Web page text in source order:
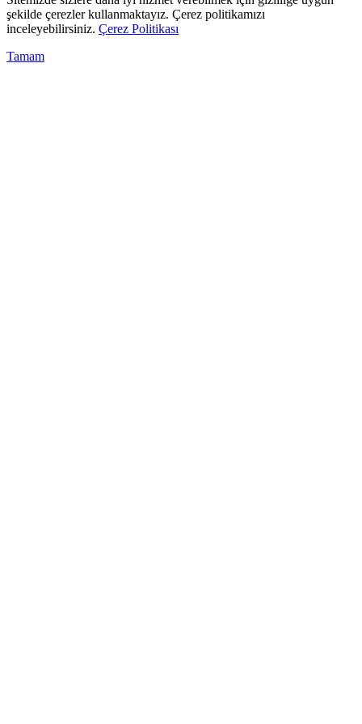
şekilde çerezler kullanmaktayız. Çerez politikamızı
inceleyebilirsiniz. Çerez Politikası
Tamam